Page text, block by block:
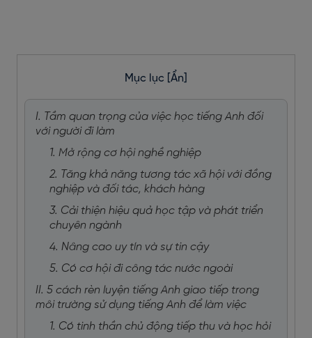
Mục lục [Ẩn]
I. Tầm quan trọng của việc học tiếng Anh đối
với người đi làm
1. Mở rộng cơ hội nghề nghiệp
2. Tăng khả năng tương tác xã hội với đồng
nghiệp và đối tác, khách hàng
3. Cải thiện hiệu quả học tập và phát triển
chuyên ngành
4. Nâng cao uy tín và sự tin cậy
5. Có cơ hội đi công tác nước ngoài
II. 5 cách rèn luyện tiếng Anh giao tiếp trong
môi trường sử dụng tiếng Anh để làm việc
1. Có tinh thần chủ động tiếp thu và học hỏi